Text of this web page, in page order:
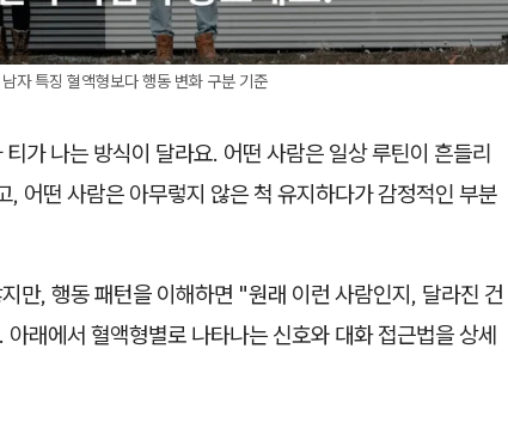
자 특징 혈액형보다 행동 변화 구분 기준
가 나는 방식이 달라요. 어떤 사람은 일상 루틴이 흔들리
, 어떤 사람은 아무렇지 않은 척 유지하다가 감정적인 부분
만, 행동 패턴을 이해하면 "원래 이런 사람인지, 달라진 건
래에서 혈액형별로 나타나는 신호와 대화 접근법을 상세